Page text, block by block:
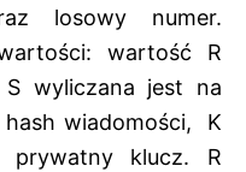
losowy numer.
wartość R
wyliczana jest na
hash wiadomości, K
klucz. R